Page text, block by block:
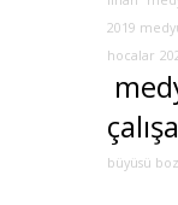
2019
hocalar
büyüsü